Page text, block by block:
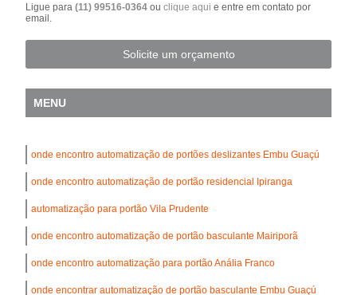
Ligue para(11) 99516-0364ouclique aqui e entre em contato por
email.
Solicite um orçamento
MENU
onde encontro automatização de portões deslizantes Embu Guaçú
onde encontro automatização de portão residencial Ipiranga
automatização para portão Vila Prudente
onde encontro automatização de portão basculante Mairiporã
onde encontro automatização para portão Anália Franco
onde encontrar automatização de portão basculante Embu Guaçú